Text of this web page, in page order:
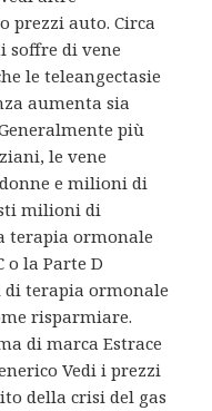
prezzi auto. Circa
soffre di vene
le teleangectasie
aumenta sia
più
le vene
e milioni di
milioni di
terapia ormonale
la Parte D
di terapia ormonale
risparmiare.
di marca Estrace
Vedi i prezzi
della crisi del gas